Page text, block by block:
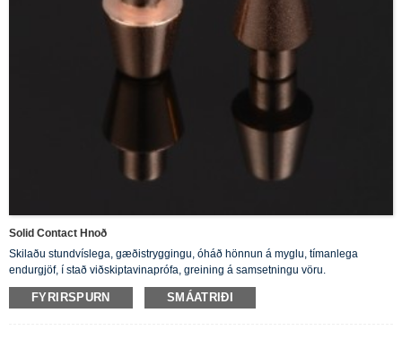
Solid Contact Hnoð
Skilaðu stundvíslega, gæðistryggingu, óháð hönnun á myglu, tímanlega
endurgjöf, í stað viðskiptavinaprófa, greining á samsetningu vöru.
FYRIRSPURN SMÁATRIÐI